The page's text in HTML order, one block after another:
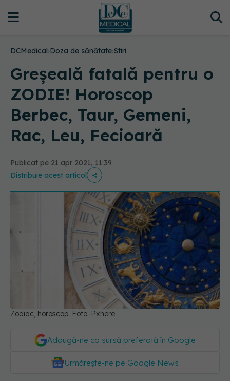
DCMedical›Doza de sănătate›Stiri
Greșeală fatală pentru o
ZODIE! Horoscop
Berbec, Taur, Gemeni,
Rac, Leu, Fecioară
Publicat pe 21 apr 2021, 11:39
Distribuie acest articol
Zodiac, horoscop. Foto: Pxhere
Adaugă-ne ca sursă preferată în Google
Urmărește-ne pe Google News